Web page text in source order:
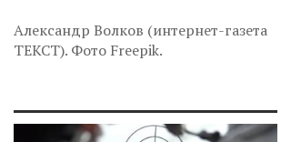
Александр Волков (интернет-газета
ТЕКСТ). Фото Freepik.